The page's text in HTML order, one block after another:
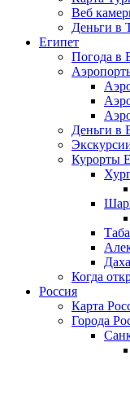
Веб
Деньги в
Египет
Погода в
Деньги в
Курорты
Таба
Когда
Россия
Карта
Города